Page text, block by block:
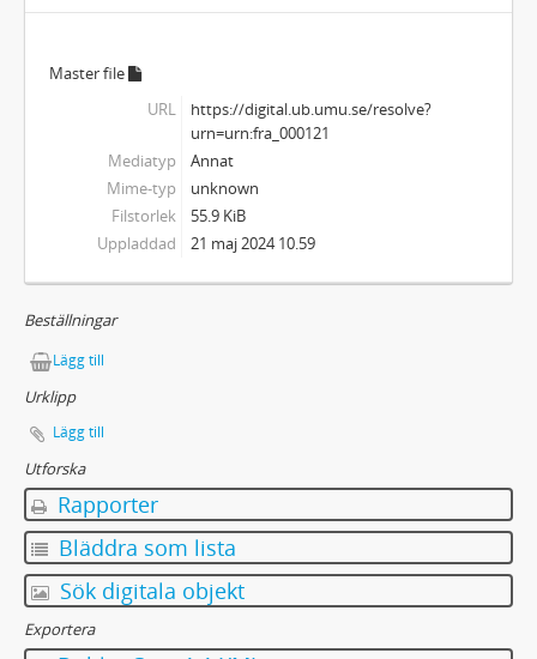
Master file
URL
https://digital.ub.umu.se/resolve?
urn=urn:fra_000121
Mediatyp
Annat
Mime-typ
unknown
Filstorlek
55.9 KiB
Uppladdad
21 maj 2024 10.59
Beställningar
Lägg till
Urklipp
Lägg till
Utforska
Rapporter
Bläddra som lista
Sök digitala objekt
Exportera